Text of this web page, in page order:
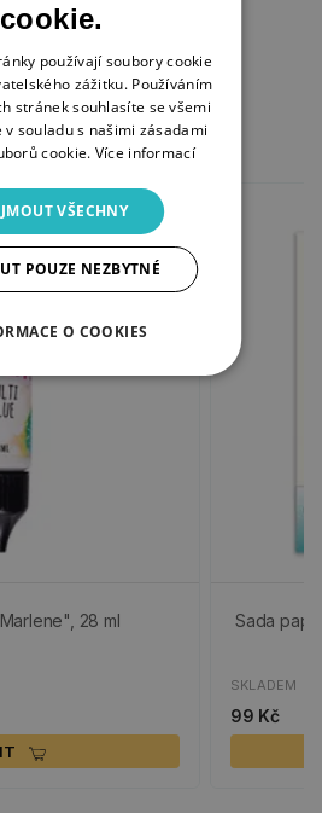
28 ml Sada
SKLADEM
99 Kč
cookie.
používají soubory cookie
zážitku. Používáním
stránek souhlasíte se všemi
v souladu s našimi zásadami
cookie. Více informací
VŠECHNY
POUZE NEZBYTNÉ
O COOKIES